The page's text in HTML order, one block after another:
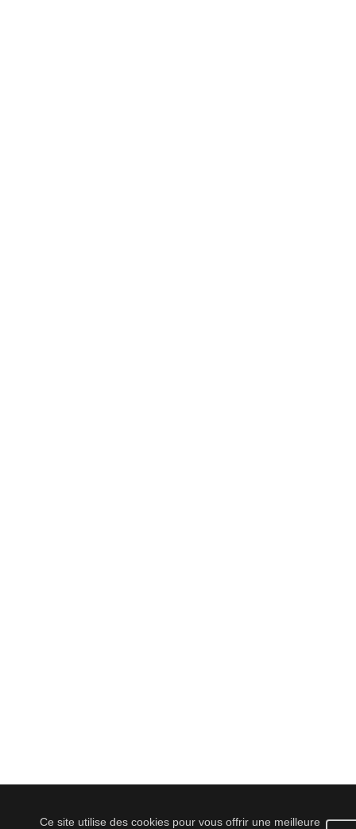
Ce site utilise des cookies pour vous offrir une meilleure